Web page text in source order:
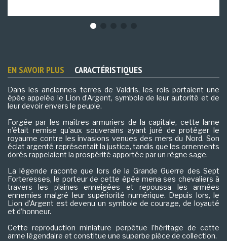
EN SAVOIR PLUS CARACTÉRISTIQUES
Dans les anciennes terres de Valdris, les rois portaient une
épée appelée le Lion d’Argent, symbole de leur autorité et de
leur devoir envers le peuple.
Forgée par les maîtres armuriers de la capitale, cette lame
n’était remise qu’aux souverains ayant juré de protéger le
royaume contre les invasions venues des mers du Nord. Son
éclat argenté représentait la justice, tandis que les ornements
dorés rappelaient la prospérité apportée par un règne sage.
La légende raconte que lors de la Grande Guerre des Sept
Forteresses, le porteur de cette épée mena ses chevaliers à
travers les plaines enneigées et repoussa les armées
ennemies malgré leur supériorité numérique. Depuis lors, le
Lion d’Argent est devenu un symbole de courage, de loyauté
et d’honneur.
Cette reproduction miniature perpétue l’héritage de cette
arme légendaire et constitue une superbe pièce de collection.